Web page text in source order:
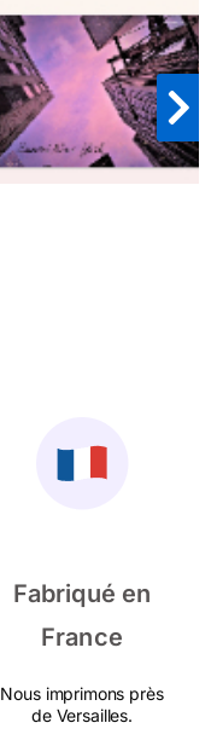
Fabriqué en
France
Nous imprimons près
de Versailles.